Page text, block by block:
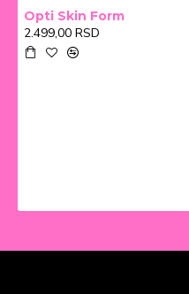
Opti Skin Form
2.499,00 RSD